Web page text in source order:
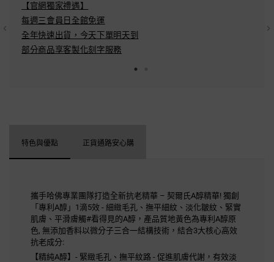
【官網獨家禮遇】
每週三會員日全館免運
全年快速出貨，今天下單明天到​
部分商品享客製化刻字服務​
特色與優點 正貨通路安心購
攜手哈佛專業團隊打造全新抗老精華 – 契爾氏A醇精華! 獨創
「專利A醇」1滴5效 - 細緻毛孔、撫平細紋、淡化皺紋、緊實
肌膚、平滑膚觸#看得見的A醇，產品質地黃色為專利A醇原
色, 無添加香料以微分子三合一結構技術，結合3大核心高效
抗老成分:
【精純A醇】- 緊緻毛孔、撫平紋路 - 促進肌膚代謝，有效淡